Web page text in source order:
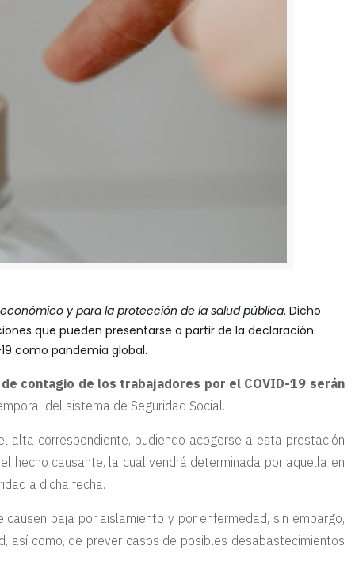
y para la protección de la salud pública. Dicho
que pueden presentarse a partir de la declaración
como pandemia global.
contagio de los trabajadores por el COVID-19 serán
del sistema de Seguridad Social.
alta correspondiente, pudiendo acogerse a esta prestación
hecho causante, la cual vendrá determinada por aquella en
a dicha fecha.
baja por aislamiento y por enfermedad, sin embargo,
como, de prever casos de posibles desabastecimientos